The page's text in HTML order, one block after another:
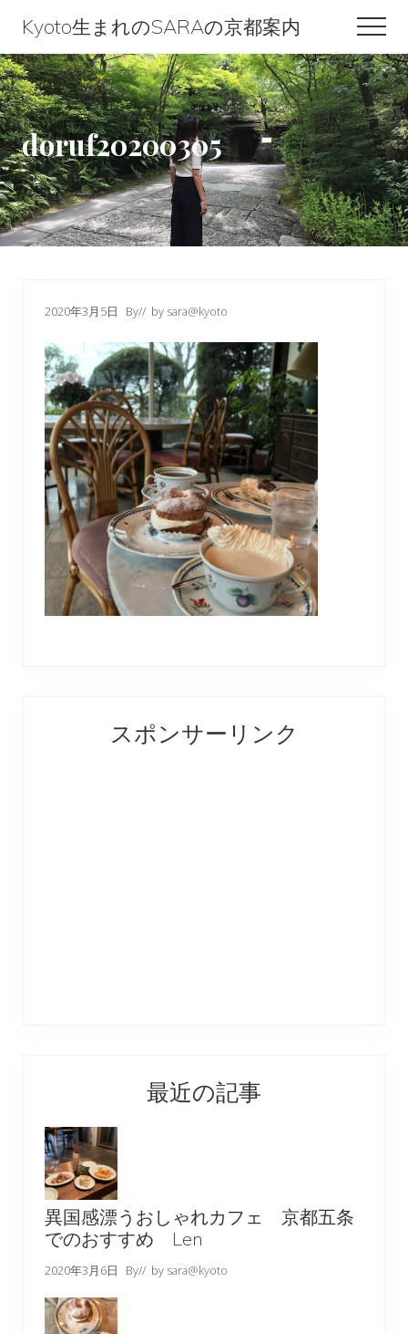
content
primary
sidebar
footer
Kyoto生まれのSARAの京都案内
Kyoto
生
ま
れ
の
SARA
の
doruf20200305
2020年3月5日 By// by sara@kyoto
Interactions
Sidebarスポンサーリンク
最近の記事
異国感漂うおしゃれカフェ 京都五条
でのおすすめ Len
2020年3月6日 By// by sara@kyoto